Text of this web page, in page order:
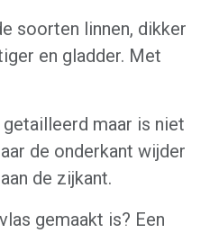
soorten linnen, dikker
en gladder. Met
maar is niet
de onderkant wijder
de zijkant.
gemaakt is? Een